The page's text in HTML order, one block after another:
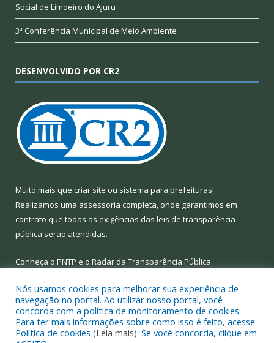
Social de Limoeiro do Ajuru
3ª Conferência Municipal de Meio Ambiente
DESENVOLVIDO POR CR2
Muito mais que criar site ou sistema para prefeituras!
Realizamos uma assessoria completa, onde garantimos em
contrato que todas as exigências das leis de transparência
pública serão atendidas.
Conheça o PNTP e o Radar da Transparência Pública
Todos os direitos reservados a Prefeitura Municipal de Limoeiro
do Ajuru.
Nós usamos cookies para melhorar sua experiência de
navegação no portal. Ao utilizar nosso portal, você
concorda com a política de monitoramento de cookies.
Para ter mais informações sobre como isso é feito, acesse
Política de cookies (Leia mais). Se você concorda, clique em